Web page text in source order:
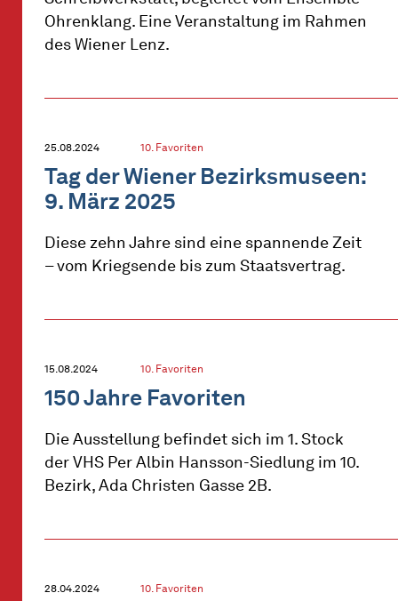
Ohrenklang. Eine Veranstaltung im Rahmen
des Wiener Lenz.
25.08.2024 10. Favoriten
Tag der Wiener Bezirksmuseen:
9. März 2025
Diese zehn Jahre sind eine spannende Zeit
– vom Kriegsende bis zum Staatsvertrag.
15.08.2024 10. Favoriten
150 Jahre Favoriten
Die Ausstellung befindet sich im 1. Stock
der VHS Per Albin Hansson-Siedlung im 10.
Bezirk, Ada Christen Gasse 2B.
28.04.2024 10. Favoriten